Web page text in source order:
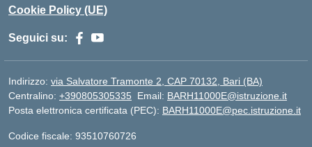
Cookie Policy (UE)
Seguici su:
Indirizzo: via Salvatore Tramonte 2, CAP 70132, Bari (BA)
Centralino: +390805305335 Email: BARH11000E@istruzione.it
Posta elettronica certificata (PEC): BARH11000E@pec.istruzione.it
Codice fiscale: 93510760726